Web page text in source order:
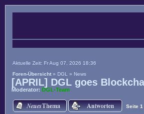
Aktuelle Zeit: Fr Aug 07, 2026 18:36
Foren-Übersicht » DGL » News
[APRIL] DGL goes
Moderator: DGL-Team
Seite 1